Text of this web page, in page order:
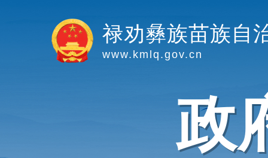
禄劝彝族苗族自
www.kmlq.gov.cn
政